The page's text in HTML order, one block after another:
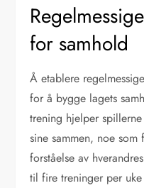
for samhold
Å etablere
for å bygge lagets
trening hjelper
sine sammen, noe
forståelse av
til fire treninger per